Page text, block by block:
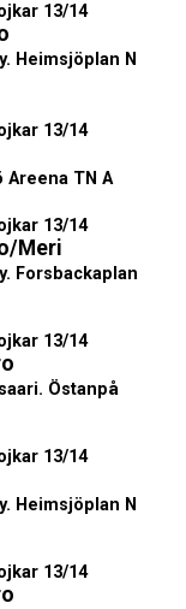
13/14
Heimsjöplan N
13/14
Areena TN A
13/14
Meri
Forsbackaplan
13/14
Östanpå
13/14
Heimsjöplan N
13/14